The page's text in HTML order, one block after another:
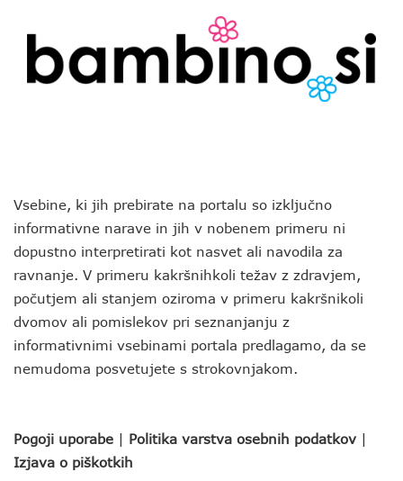
Vsebine, ki jih prebirate na portalu so izključno
informativne narave in jih v nobenem primeru ni
dopustno interpretirati kot nasvet ali navodila za
ravnanje. V primeru kakršnihkoli težav z zdravjem,
počutjem ali stanjem oziroma v primeru kakršnikoli
dvomov ali pomislekov pri seznanjanju z
informativnimi vsebinami portala predlagamo, da se
nemudoma posvetujete s strokovnjakom.
Pogoji uporabe | Politika varstva osebnih podatkov |
Izjava o piškotkih